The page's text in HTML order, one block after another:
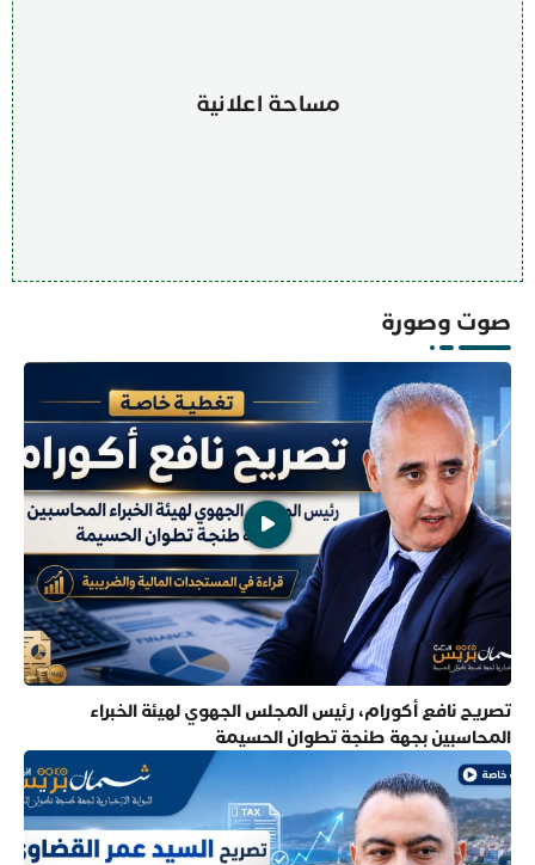
مساحة اعلانية
صوت وصورة
تصريح نافع أكورام، رئيس المجلس الجهوي لهيئة الخبراء
المحاسبين بجهة طنجة تطوان الحسيمة